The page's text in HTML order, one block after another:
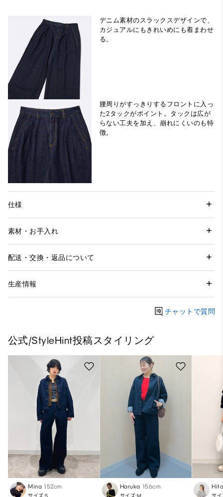
デニム素材のスラックスデザインで、
カジュアルにもきれいめにも着まわせ
る。
腰周りがすっきりするフロントに入っ
た2タックがポイント。タックは広が
らない工夫を加え、崩れにくいのも特
徴。
仕様
素材・お手入れ
配送・交換・返品について
生産情報
チャットで質問
公式/StyleHint投稿スタイリング
Mina 152cm Haruka 156cm